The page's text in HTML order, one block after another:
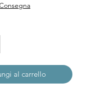
al carrello